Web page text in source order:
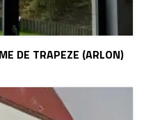
DE TRAPEZE (ARLON)